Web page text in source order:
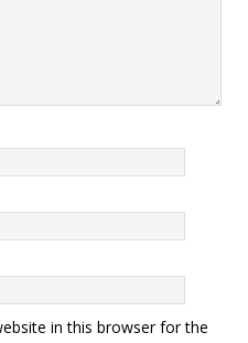
in this browser for the